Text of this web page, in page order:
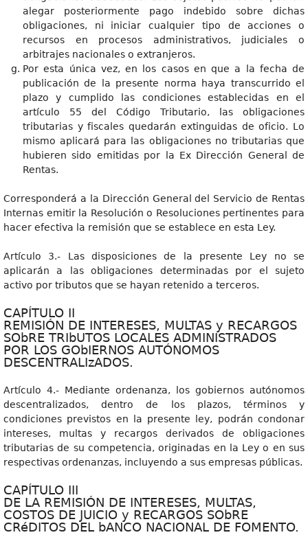
alegar posteriormente pago indebido sobre dichas
obligaciones, ni iniciar cualquier tipo de acciones o
recursos en procesos administrativos, judiciales o
arbitrajes nacionales o extranjeros.
Por esta única vez, en los casos en que a la fecha de
publicación de la presente norma haya transcurrido el
plazo y cumplido las condiciones establecidas en el
artículo 55 del Código Tributario, las obligaciones
tributarias y fiscales quedarán extinguidas de oficio. Lo
mismo aplicará para las obligaciones no tributarias que
hubieren sido emitidas por la Ex Dirección General de
Rentas.
Corresponderá a la Dirección General del Servicio de Rentas
Internas emitir la Resolución o Resoluciones pertinentes para
hacer efectiva la remisión que se establece en esta Ley.
Artículo 3.- Las disposiciones de la presente Ley no se
aplicarán a las obligaciones determinadas por el sujeto
activo por tributos que se hayan retenido a terceros.
CAPÍTULO II
REMISIÓN DE INTERESES, MULTAS y RECARGOS
SObRE TRIbUTOS LOCALES ADMINISTRADOS
POR LOS GObIERNOS AUTÓNOMOS
DESCENTRALIzADOS.
Artículo 4.- Mediante ordenanza, los gobiernos autónomos
descentralizados, dentro de los plazos, términos y
condiciones previstos en la presente ley, podrán condonar
intereses, multas y recargos derivados de obligaciones
tributarias de su competencia, originadas en la Ley o en sus
respectivas ordenanzas, incluyendo a sus empresas públicas.
CAPÍTULO III
DE LA REMISIÓN DE INTERESES, MULTAS,
COSTOS DE JUICIO y RECARGOS SObRE
CRéDITOS DEL bANCO NACIONAL DE FOMENTO.